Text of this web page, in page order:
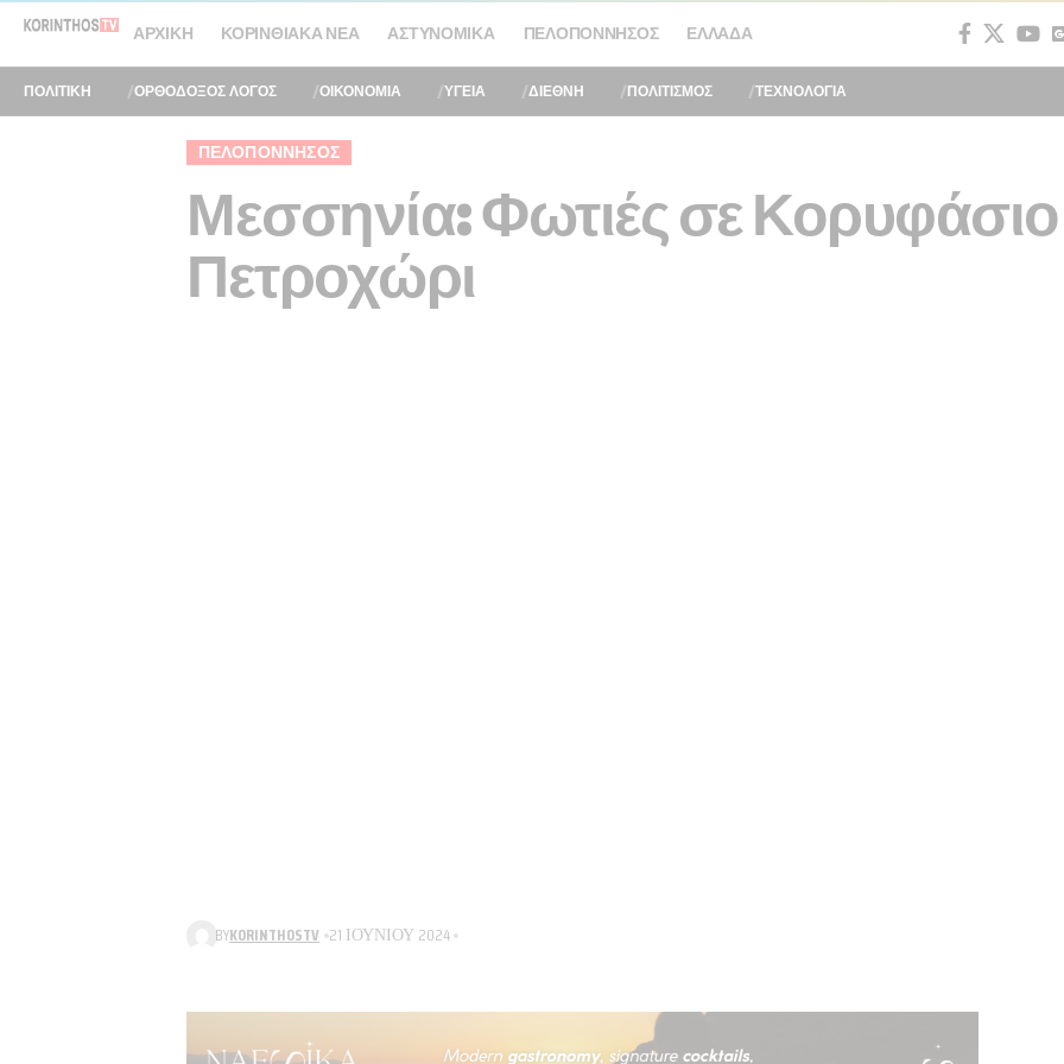
ΑΡΧΙΚΉ ΚΟΡΙΝΘΙΑΚΆ ΝΈΑ ΑΣΤΥΝΟΜΙΚΆ ΠΕΛΟΠΌΝΝΗΣΟΣ ΕΛΛΆΔΑ
ΠΟΛΙΤΙΚΗ ΟΡΘΟΔΟΞΟΣ ΛΟΓΟΣ ΟΙΚΟΝΟΜΙΑ ΥΓΕΙΑ ΔΙΕΘΝΗ ΠΟΛΙΤΙΣΜΟΣ ΤΕΧΝΟΛΟΓΙΑ
ΠΕΛΟΠΌΝΝΗΣΟΣ
Μεσσηνία: Φωτιές σε Κορυφάσιο
Πετροχώρι
BYKORINTHOSTV 21 ΙΟΥΝΊΟΥ 2024